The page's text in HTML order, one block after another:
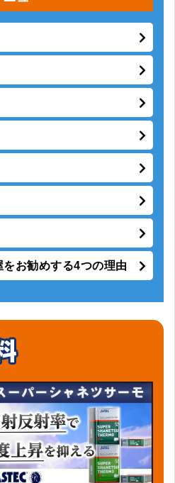
お勧めする4つの理由